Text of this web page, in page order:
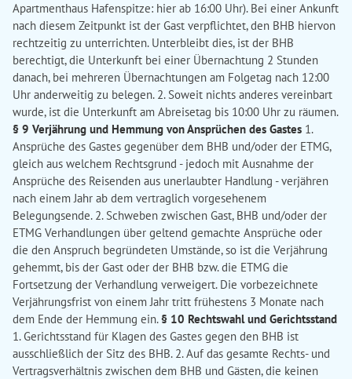
Apartmenthaus Hafenspitze: hier ab 16:00 Uhr). Bei einer Ankunft
nach diesem Zeitpunkt ist der Gast verpflichtet, den BHB hiervon
rechtzeitig zu unterrichten. Unterbleibt dies, ist der BHB
berechtigt, die Unterkunft bei einer Übernachtung 2 Stunden
danach, bei mehreren Übernachtungen am Folgetag nach 12:00
Uhr anderweitig zu belegen. 2. Soweit nichts anderes vereinbart
wurde, ist die Unterkunft am Abreisetag bis 10:00 Uhr zu räumen.
§ 9 Verjährung und Hemmung von Ansprüchen des Gastes 1.
Ansprüche des Gastes gegenüber dem BHB und/oder der ETMG,
gleich aus welchem Rechtsgrund - jedoch mit Ausnahme der
Ansprüche des Reisenden aus unerlaubter Handlung - verjähren
nach einem Jahr ab dem vertraglich vorgesehenem
Belegungsende. 2. Schweben zwischen Gast, BHB und/oder der
ETMG Verhandlungen über geltend gemachte Ansprüche oder
die den Anspruch begründeten Umstände, so ist die Verjährung
gehemmt, bis der Gast oder der BHB bzw. die ETMG die
Fortsetzung der Verhandlung verweigert. Die vorbezeichnete
Verjährungsfrist von einem Jahr tritt frühestens 3 Monate nach
dem Ende der Hemmung ein.§ 10 Rechtswahl und Gerichtsstand
1. Gerichtsstand für Klagen des Gastes gegen den BHB ist
ausschließlich der Sitz des BHB. 2. Auf das gesamte Rechts- und
Vertragsverhältnis zwischen dem BHB und Gästen, die keinen